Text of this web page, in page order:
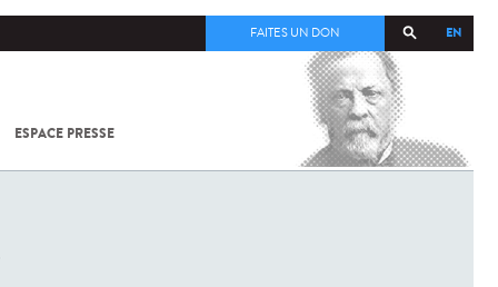
EN
FAITES UN DON
ESPACE PRESSE
COV-2 /